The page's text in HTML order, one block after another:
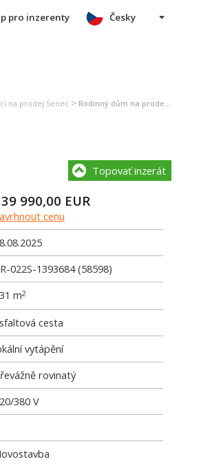
pro inzerenty Česky
na prodej Senec > Rodinný dům na prodej Senec
Topovať inzerát
990,00 EUR
cenu
022S-1393684 (58598)
m2
cesta
vytápění
rovinatý
380 V